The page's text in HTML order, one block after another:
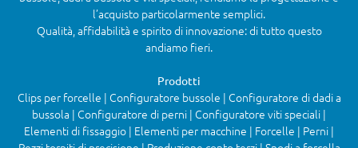
l’acquisto particolarmente semplici.
Qualità, affidabilità e spirito di innovazione: di tutto questo
andiamo fieri.
Prodotti
Clips per forcelle | Configuratore bussole | Configuratore di dadi a
bussola | Configuratore di perni | Configuratore viti speciali |
Elementi di fissaggio | Elementi per macchine | Forcelle | Perni |